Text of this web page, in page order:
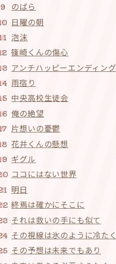
のばら
日曜の朝
泡沫
篠崎くんの傷心
アンチハッピーエンディング
雨宿り
中央高校生徒会
俺の絶望
片想いの憂鬱
花井くんの懸想
ギグル
ココにはない世界
明日
終焉は確かにそこに
それは救いの手にも似て
その視線は氷のように冷たく
その予想は未来でもあり